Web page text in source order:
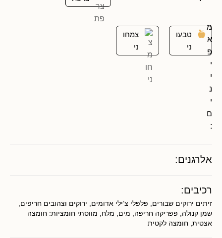
מ
א
פ
י
י
נ
י
ם
:
טבעו
ני
צמחו
ני
אלרגנים:
רכיבים:
זיתים ירוקים שבורים, פלפלי צ’ילי אדומים, ירוקים וצהובים חריפים,
שמן קנולה, פפריקה חריפה, מים, מלח, מווסתי חומציות: חומצה
אצטית, חומצה לקטית